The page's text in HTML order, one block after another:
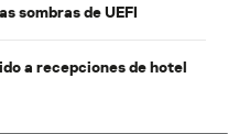
sombras de UEFI
a recepciones de hotel